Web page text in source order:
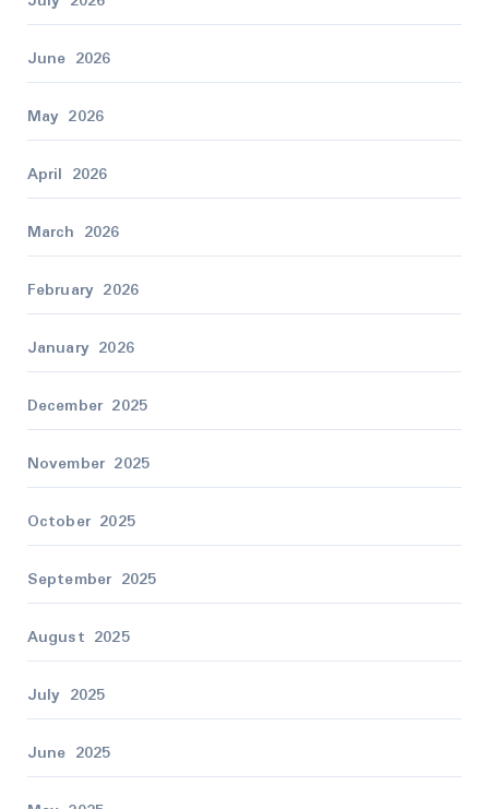
June 2026
May 2026
April 2026
March 2026
February 2026
January 2026
December 2025
November 2025
October 2025
September 2025
August 2025
July 2025
June 2025